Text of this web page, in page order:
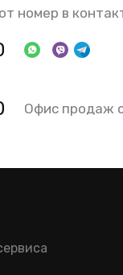
номер в
Офис продаж